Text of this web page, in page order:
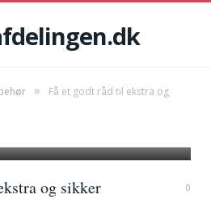
»
Få et godt råd til ekstra og
og sikker
0